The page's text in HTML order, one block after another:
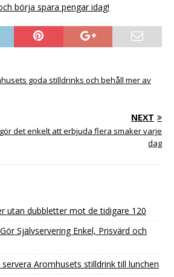
börja spara pengar idag!
goda stilldrinks och behåll mer av
NEXT
det enkelt att erbjuda flera smaker varje
dag
utan dubbletter mot de tidigare 120
Självservering Enkel, Prisvärd och
Aromhusets stilldrink till lunchen